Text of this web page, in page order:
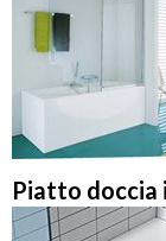
Piatto doccia